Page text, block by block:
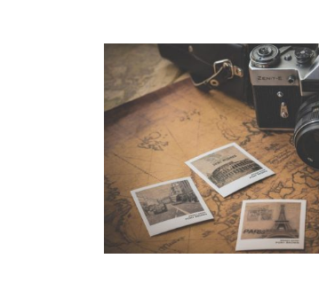
INIMICUS USU
Courses